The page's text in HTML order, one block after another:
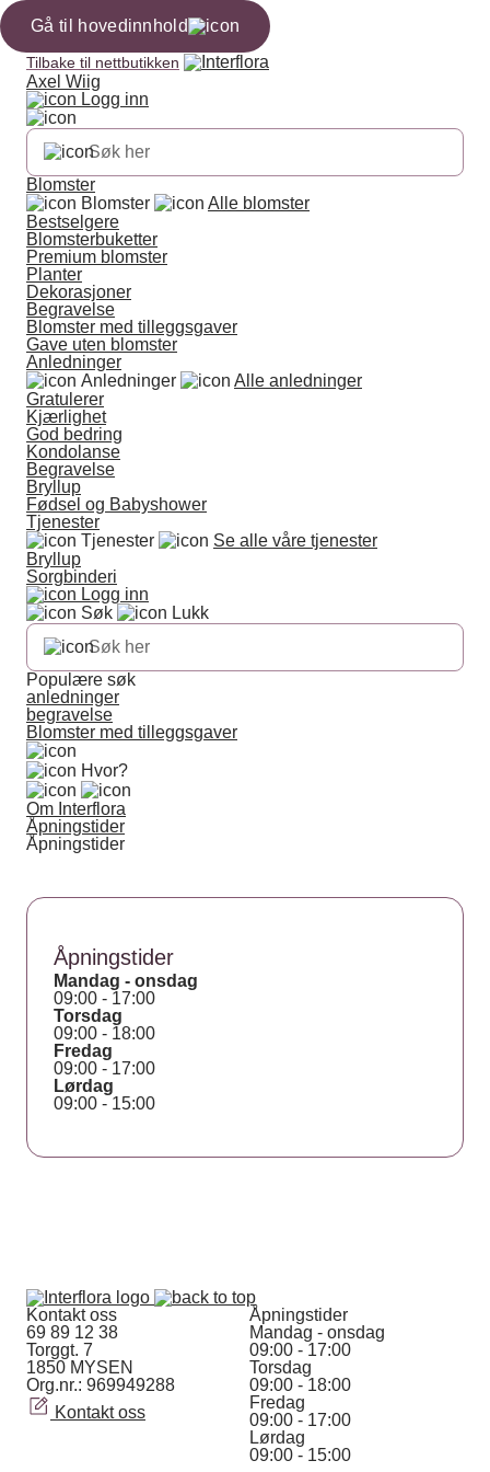
Gå til hovedinnhold
Tilbake til nettbutikken
Axel Wiig
Logg inn
Blomster
Blomster
Alle blomster
Bestselgere
Blomsterbuketter
Premium blomster
Planter
Dekorasjoner
Begravelse
Blomster med tilleggsgaver
Gave uten blomster
Anledninger
Anledninger
Alle anledninger
Gratulerer
Kjærlighet
God bedring
Kondolanse
Begravelse
Bryllup
Fødsel og Babyshower
Tjenester
Tjenester
Se alle våre tjenester
Bryllup
Sorgbinderi
Logg inn
Søk
Lukk
Populære søk
anledninger
begravelse
Blomster med tilleggsgaver
Hvor?
Om Interflora
Åpningstider
Åpningstider
Åpningstider
Mandag - onsdag
09:00 - 17:00
Torsdag
09:00 - 18:00
Fredag
09:00 - 17:00
Lørdag
09:00 - 15:00
Kontakt oss
69 89 12 38
Torggt. 7
1850 MYSEN
Org.nr.: 969949288
Kontakt oss
Åpningstider
Mandag - onsdag
09:00 - 17:00
Torsdag
09:00 - 18:00
Fredag
09:00 - 17:00
Lørdag
09:00 - 15:00